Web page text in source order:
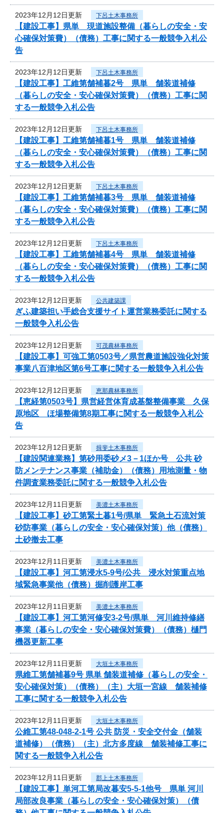
2023年12月12日更新 下呂土木事務所
【建設工事】県単 現道施設整備（暮らしの安全・安
心確保対策費）（債務）工事に関する一般競争入札公
告
2023年12月12日更新 下呂土木事務所
【建設工事】工維第舗補暮2号 県単 舗装道補修
（暮らしの安全・安心確保対策費）（債務）工事に関
する一般競争入札公告
2023年12月12日更新 下呂土木事務所
【建設工事】工維第舗補暮1号 県単 舗装道補修
（暮らしの安全・安心確保対策費）（債務）工事に関
する一般競争入札公告
2023年12月12日更新 下呂土木事務所
【建設工事】工維第舗補暮3号 県単 舗装道補修
（暮らしの安全・安心確保対策費）（債務）工事に関
する一般競争入札公告
2023年12月12日更新 下呂土木事務所
【建設工事】工維第舗補暮4号 県単 舗装道補修
（暮らしの安全・安心確保対策費）（債務）工事に関
する一般競争入札公告
2023年12月12日更新 公共建築課
ぎふ建築担い手総合支援サイト運営業務委託に関する
一般競争入札公告
2023年12月12日更新 可茂農林事務所
【建設工事】可強工第0503号／県営農道施設強化対策
事業八百津地区第6号工事に関する一般競争入札公告
2023年12月12日更新 恵那農林事務所
【恵経第0503号】県営経営体育成基盤整備事業 久保
原地区 ほ場整備第8期工事に関する一般競争入札公
告
2023年12月12日更新 揖斐土木事務所
【建設関連業務】第砂用委砂メ3－1ほか号 公共 砂
防メンテナンス事業（補助金）（債務）用地測量・物
件調査業務委託に関する一般競争入札公告
2023年12月11日更新 美濃土木事務所
【建設工事】砂工第緊土暮1号/県単 緊急土石流対策
砂防事業（暮らしの安全・安心確保対策）他（債務）
土砂撤去工事
2023年12月11日更新 美濃土木事務所
【建設工事】河工第浸水5-9号/公共 浸水対策重点地
域緊急事業他（債務）掘削護岸工事
2023年12月11日更新 美濃土木事務所
【建設工事】河工第河修安3-2号/県単 河川維持修繕
事業（暮らしの安全・安心確保対策費）（債務）樋門
機器更新工事
2023年12月11日更新 大垣土木事務所
県維工第舗補暮9号 県単 舗装道補修（暮らしの安全・
安心確保対策）（債務）（主）大垣一宮線 舗装補修
工事に関する一般競争入札公告
2023年12月11日更新 大垣土木事務所
公維工第48-048-2-1号 公共 防災・安全交付金（舗装
道補修）（債務）（主）北方多度線 舗装補修工事に
関する一般競争入札公告
2023年12月11日更新 郡上土木事務所
【建設工事】単河工第局改暮安5-5-1他号 県単 河川
局部改良事業（暮らしの安全・安心確保対策）（債